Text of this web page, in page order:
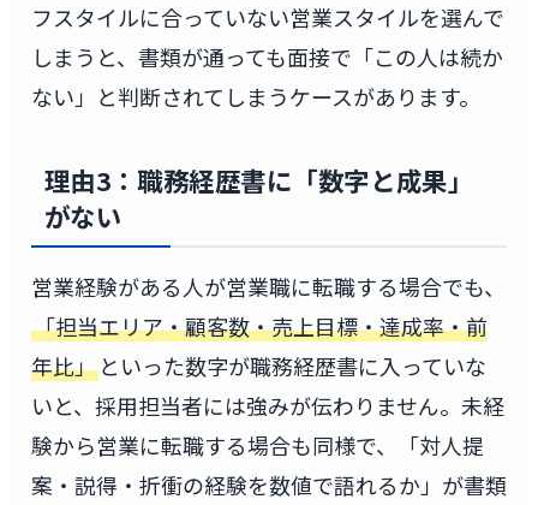
フスタイルに合っていない営業スタイルを選んで
しまうと、書類が通っても面接で「この人は続か
ない」と判断されてしまうケースがあります。
理由3：職務経歴書に「数字と成果」
がない
営業経験がある人が営業職に転職する場合でも、
「担当エリア・顧客数・売上目標・達成率・前
年比」といった数字が職務経歴書に入っていな
いと、採用担当者には強みが伝わりません。未経
験から営業に転職する場合も同様で、「対人提
案・説得・折衝の経験を数値で語れるか」が書類